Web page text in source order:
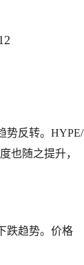
势反转。HYPE/
也随之提升，
跌趋势。价格